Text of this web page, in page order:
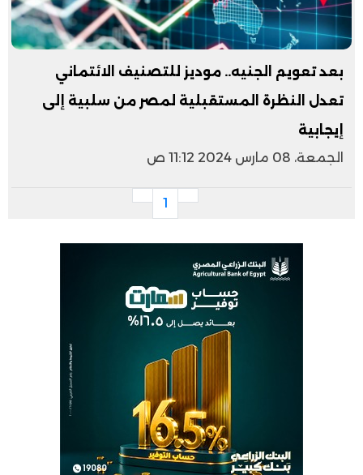
بعد تعويم الجنيه.. موديز للتصنيف الائتماني
تعدل النظرة المستقبلية لمصر من سلبية إلى
إيجابية
الجمعة، 08 مارس 2024 11:12 ص
1